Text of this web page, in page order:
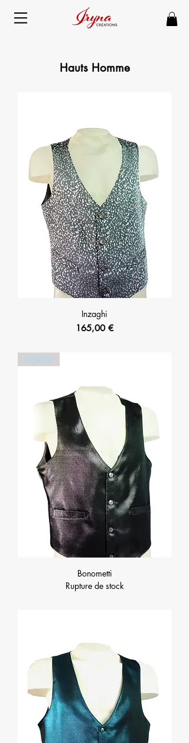
Hauts Homme
Inzaghi
Prix
165,00 €
VENDU
Bonometti
Rupture de stock